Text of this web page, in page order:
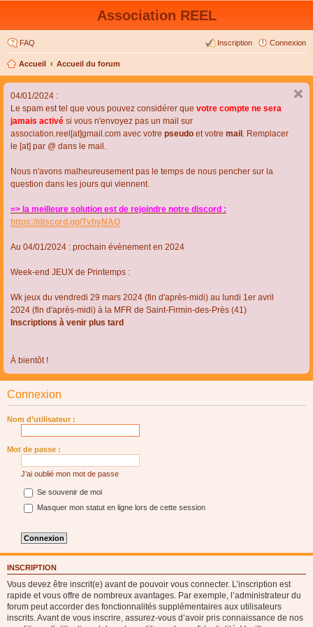
Association REEL
FAQ Connexion
Inscription
Accueil Accueil du forum
04/01/2024 :
Le spam est tel que vous pouvez considérer que votre compte ne sera
jamais activé si vous n'envoyez pas un mail sur
association.reel[at]gmail.com avec votre pseudo et votre mail . Remplacer
le [at] par @ dans le mail.
Nous n'avons malheureusement pas le temps de nous pencher sur la
question dans les jours qui viennent.
=> la meilleure solution est de rejoindre notre discord :
https://discord.gg/TvhyNAQ
Au 04/01/2024 : prochain évènement en 2024
Week-end JEUX de Printemps :
Wk jeux du vendredi 29 mars 2024 (fin d'après-midi) au lundi 1er avril
2024 (fin d'après-midi) à la MFR de Saint-Firmin-des-Près (41)
Inscriptions à venir plus tard
À bientôt !
Connexion
Nom d’utilisateur :
Mot de passe :
J’ai oublié mon mot de passe
Se souvenir de moi
Masquer mon statut en ligne lors de cette session
INSCRIPTION
Vous devez être inscrit(e) avant de pouvoir vous connecter. L’inscription est
rapide et vous offre de nombreux avantages. Par exemple, l’administrateur du
forum peut accorder des fonctionnalités supplémentaires aux utilisateurs
inscrits. Avant de vous inscrire, assurez-vous d’avoir pris connaissance de nos